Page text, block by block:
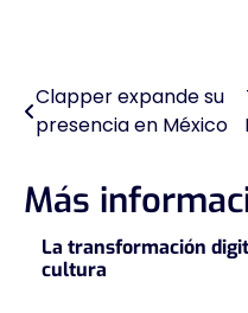
Navegación
de
entradas
Clapper expande su
presencia en México
Más
La transformación
cultura